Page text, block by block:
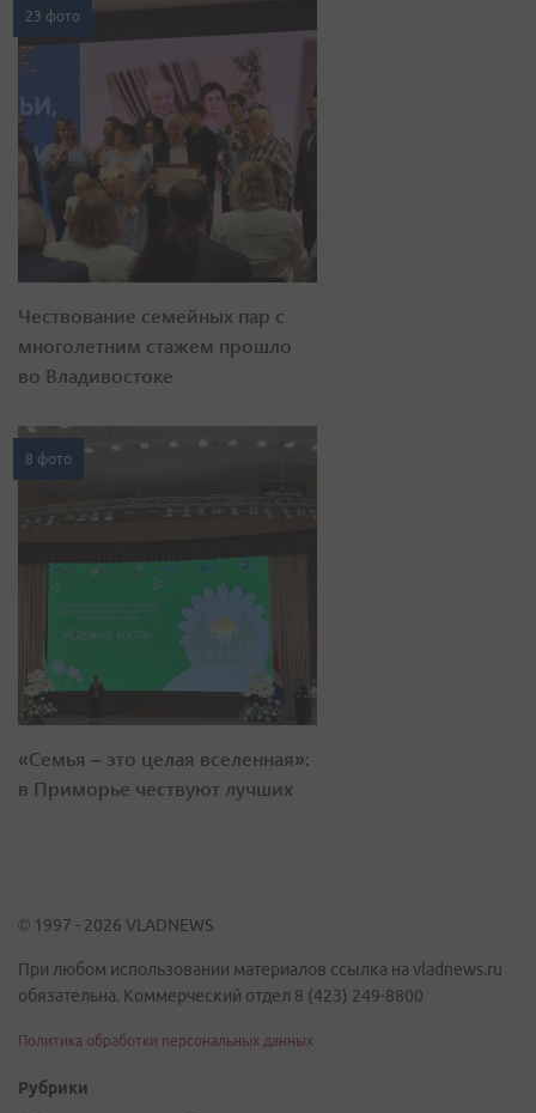
23 фото
Чествование семейных пар с
многолетним стажем прошло
во Владивостоке
8 фото
«Семья – это целая вселенная»:
в Приморье чествуют лучших
© 1997 - 2026 VLADNEWS
При любом использовании материалов ссылка на vladnews.ru
обязательна. Коммерческий отдел 8 (423) 249-8800
Политика обработки персональных данных
Рубрики